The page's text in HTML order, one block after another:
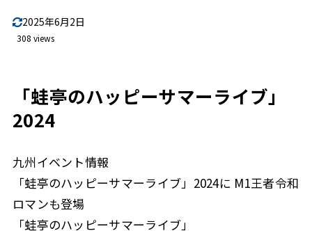
2025年6月2日
308 views
「蛙亭のハッピーサマーライブ」
2024
九州イベント情報
「蛙亭のハッピーサマーライブ」2024に M1王者令和
ロマンも登場
「蛙亭のハッピーサマーライブ」